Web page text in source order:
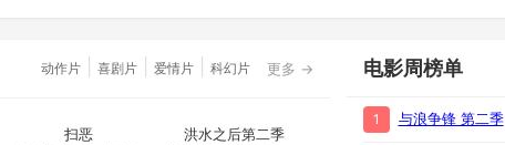
更多 →
动作片 喜剧片 爱情片 科幻片
扫恶 洪水之后第二季
电影周榜单
1 与浪争锋 第二季